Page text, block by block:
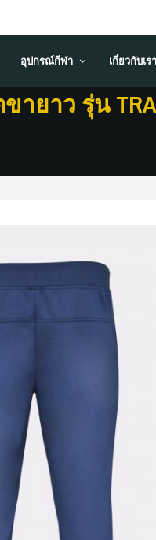
อุปกรณ์กีฬา เกี่ยวกับเรา
ายาว รุ่น